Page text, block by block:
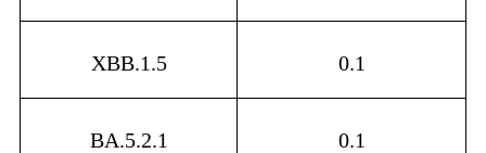
XBB.1.5 0.1
BA.5.2.1 0.1